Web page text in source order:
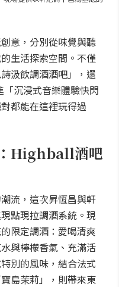
意，分別從味覺與聽
生活探索空間。不僅
汲飲調酒酒吧」，還
沉浸式音樂體驗快閃
都能在這裡玩得過
Highball酒吧
流，這次昇恆昌與軒
點現拉調酒系統。現
限定調酒：愛喝清爽
與檸檬香氣、充滿活
別的風味，結合法式
島茉莉」，則帶來東